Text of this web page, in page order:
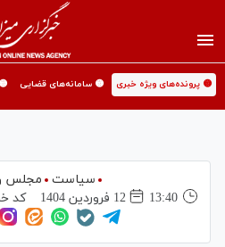
🟡 پرونده‌های ویژه خبری 🟡 سامانه‌های قضایی
سیاست
مجلس
13:40
12 فروردين 1404 کد